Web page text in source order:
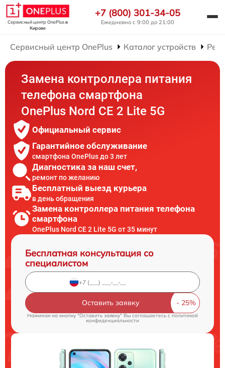
Сервисный центр OnePlusв
Кирове
+7 (800) 301-34-05
Ежедневно с 9:00 до 21:00
Сервисный центр OnePlus Каталог устройств
Замена контроллера питания
телефона смартфона
OnePlus Nord CE 2 Lite 5G
Официальный сервис
Гарантийное обслуживание
смартфона OnePlus до 3 лет
Диагностика за наш счет,
ремонт по желанию
Бесплатный выезд курьера
в день обращения
Замена контроллера питания телефона
смартфона
OnePlus Nord CE 2 Lite 5G от 35 минут
Бесплатная консультация со
специалистом
Оставить заявку
Нажимая на кнопку "Оставить заявку" Вы соглашаетесь c политикой
конфиденциальности